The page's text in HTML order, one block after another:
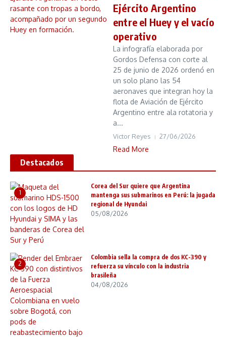
Ejército Argentino
entre el Huey y el vacío
operativo
La infografía elaborada por
Gordos Defensa con corte al
25 de junio de 2026 ordenó en
un solo plano las 54
aeronaves que integran hoy la
flota de Aviación de Ejército
Argentino entre ala rotatoria y
a...
Victor Reyes 27/06/2026
Read More
Destacados
1
Corea del Sur quiere que Argentina
mantenga sus submarinos en Perú: la jugada
regional de Hyundai
05/08/2026
2
Colombia sella la compra de dos KC-390 y
refuerza su vínculo con la industria
brasileña
04/08/2026